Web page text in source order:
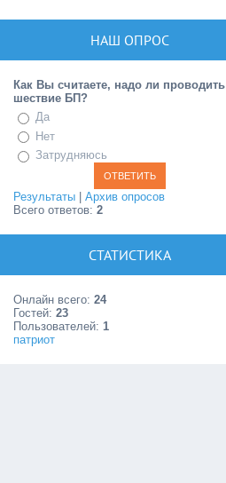
НАШ ОПРОС
Как Вы считаете, надо ли проводить
шествие БП?
Да
Нет
Затрудняюсь
Результаты |Архив опросов
Всего ответов:2
СТАТИСТИКА
Онлайн всего:24
Гостей:23
Пользователей: 1
патриот